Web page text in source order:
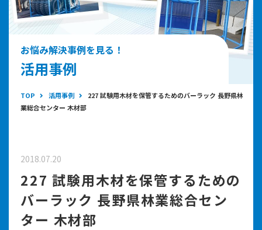
お悩み解決事例を見る！
活用事例
TOP 活用事例
227 試験用木材を保管するためのバーラック 長野県林
業総合センター 木材部
2018.07.20
227 試験用木材を保管するための
バーラック 長野県林業総合セン
ター 木材部